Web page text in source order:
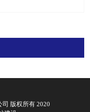
版权所有 2020